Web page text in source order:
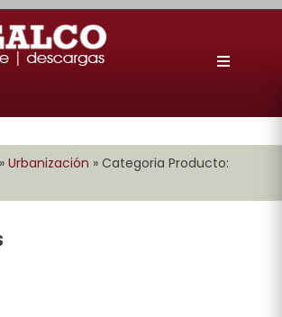
»Urbanización »Categoria Producto: